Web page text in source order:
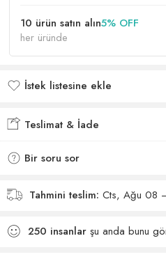
10 ürün satın alın5% OFF
her üründe
İstek listesine ekle
Teslimat & İade
Bir soru sor
Tahmini teslim: Cts, Ağu 08
250 insanlar şu anda bunu